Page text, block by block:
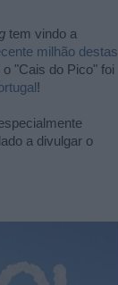
tem vindo a
milhão destas
"Cais do Pico" foi
!
a divulgar o